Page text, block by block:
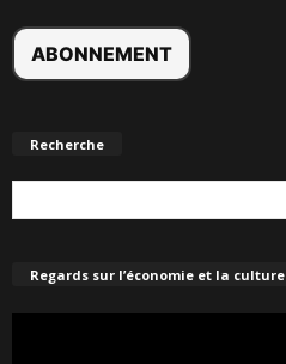
Recherche
Regards sur l’économie et la culture